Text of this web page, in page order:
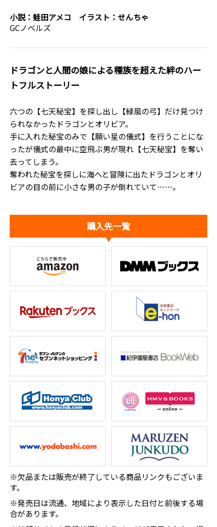
小説： 蛙田アメコ イラスト： せんちゃ
GCノベルズ
ドラゴンと人間の娘による種族を超えた絆のハー
トフルストーリー
六つの【七天秘宝】を探し出し【緑風の弓】だけ見つけ
られなかったドラゴンとオリビア。
手に入れた秘宝のみで【願い星の儀式】を行うことにな
ったが儀式の最中に空飛ぶ男が現れ【七天秘宝】を奪い
去ってしまう。
奪われた秘宝を探しに海へと冒険に出たドラゴンとオリ
ビアの目の前に小さな男の子が倒れていて……。
購入先一覧
※欠品または販売が終了している商品リンクもございま
す。
※発売日は流通、地域により表示した日付と前後する場
合があります。